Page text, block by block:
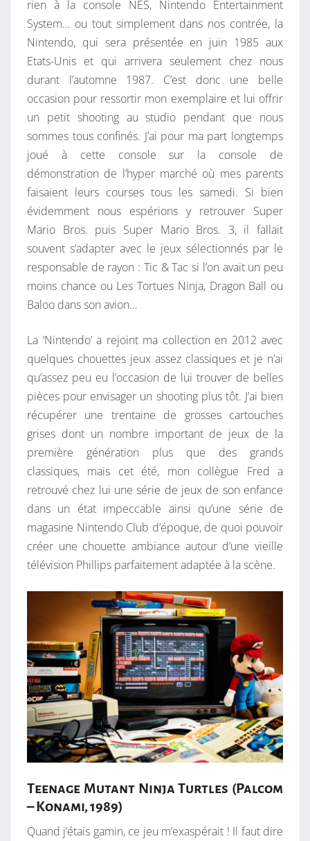
N
E
S
D
N
I
N
T
E
N
D
O
rien à la console NES, Nintendo Entertainment
System… ou tout simplement dans nos contrée, la
Nintendo, qui sera présentée en juin 1985 aux
Etats-Unis et qui arrivera seulement chez nous
durant l’automne 1987. C’est donc une belle
occasion pour ressortir mon exemplaire et lui offrir
un petit shooting au studio pendant que nous
sommes tous confinés. J’ai pour ma part longtemps
joué à cette console sur la console de
démonstration de l’hyper marché où mes parents
faisaient leurs courses tous les samedi. Si bien
évidemment nous espérions y retrouver Super
Mario Bros. puis Super Mario Bros. 3, il fallait
souvent s’adapter avec le jeux sélectionnés par le
responsable de rayon : Tic & Tac si l’on avait un peu
moins chance ou Les Tortues Ninja, Dragon Ball ou
Baloo dans son avion…
La ‘Nintendo’ a rejoint ma collection en 2012 avec
quelques chouettes jeux assez classiques et je n’ai
qu’assez peu eu l’occasion de lui trouver de belles
pièces pour envisager un shooting plus tôt. J’ai bien
récupérer une trentaine de grosses cartouches
grises dont un nombre important de jeux de la
première génération plus que des grands
classiques, mais cet été, mon collègue Fred a
retrouvé chez lui une série de jeux de son enfance
dans un état impeccable ainsi qu’une série de
magasine Nintendo Club d’époque, de quoi pouvoir
créer une chouette ambiance autour d’une vieille
télévision Phillips parfaitement adaptée à la scène.
Teenage Mutant Ninja Turtles (Palcom
– Konami, 1989)
Quand j’étais gamin, ce jeu m’exaspérait ! Il faut dire